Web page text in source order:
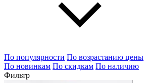
По популярности По возрастанию цены
По новинкам По скидкам По наличию
Фильтр